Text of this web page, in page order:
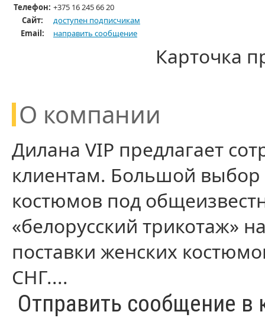
Телефон: +375 16 245 66 20
Cайт:
доступен подписчикам
Email:
направить сообщение
Карточка
О компании
Дилана VIP предлагает
клиентам. Большой
костюмов под
«белорусский трикотаж»
поставки женских
СНГ....
Отправить сообщение